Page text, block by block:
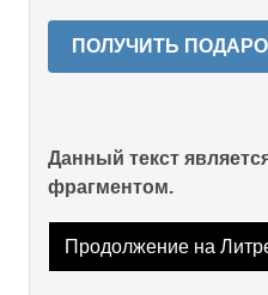
ПОЛУЧИТЬ
Данный текст
фрагментом.
Продолжение на